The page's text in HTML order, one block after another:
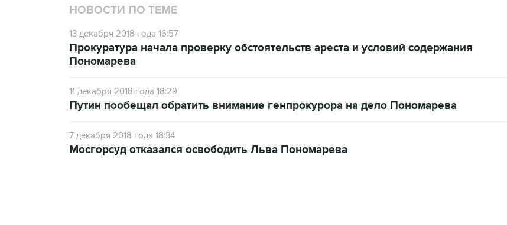
НОВОСТИ ПО ТЕМЕ
13 декабря 2018 года 16:57
Прокуратура начала проверку обстоятельств ареста и условий содержания
Пономарева
11 декабря 2018 года 18:29
Путин пообещал обратить внимание генпрокурора на дело Пономарева
7 декабря 2018 года 18:34
Мосгорсуд отказался освободить Льва Пономарева